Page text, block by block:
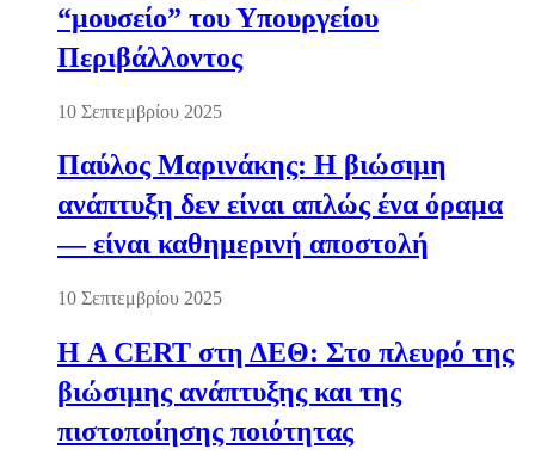
“μουσείο” του Υπουργείου
Περιβάλλοντος
10 Σεπτεμβρίου 2025
Παύλος Μαρινάκης: Η βιώσιμη
ανάπτυξη δεν είναι απλώς ένα όραμα
— είναι καθημερινή αποστολή
10 Σεπτεμβρίου 2025
Η A CERT στη ΔΕΘ: Στο πλευρό της
βιώσιμης ανάπτυξης και της
πιστοποίησης ποιότητας